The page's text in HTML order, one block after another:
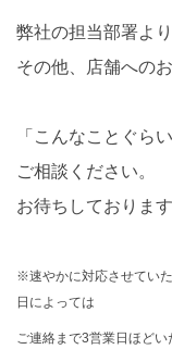
弊社の担当部署よ
その他、店舗への
「こんなことぐら
ご相談ください。
お待ちしております
※速やかに対応させてい
日によっては
ご連絡まで3営業日ほどい